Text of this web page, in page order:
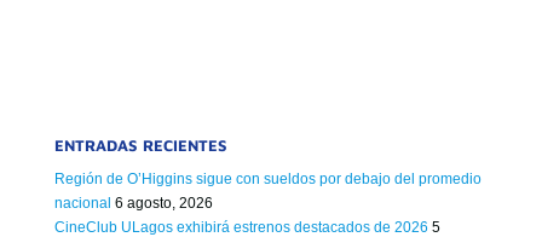
ENTRADAS RECIENTES
Región de O’Higgins sigue con sueldos por debajo del promedio
nacional 6 agosto, 2026
CineClub ULagos exhibirá estrenos destacados de 2026 5